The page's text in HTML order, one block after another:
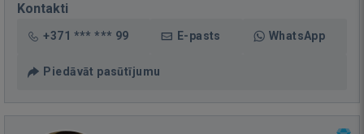
Kontakti
+371 *** *** 99 E-pasts WhatsApp
Piedāvāt pasūtījumu